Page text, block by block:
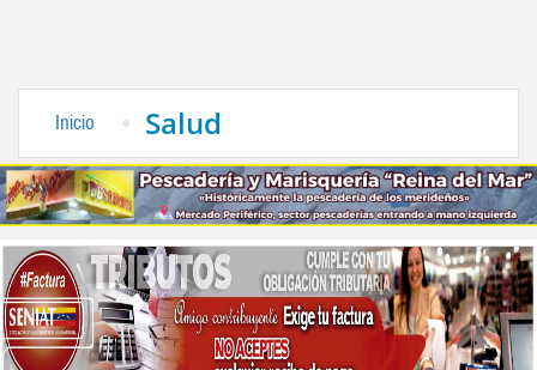
Inicio Salud